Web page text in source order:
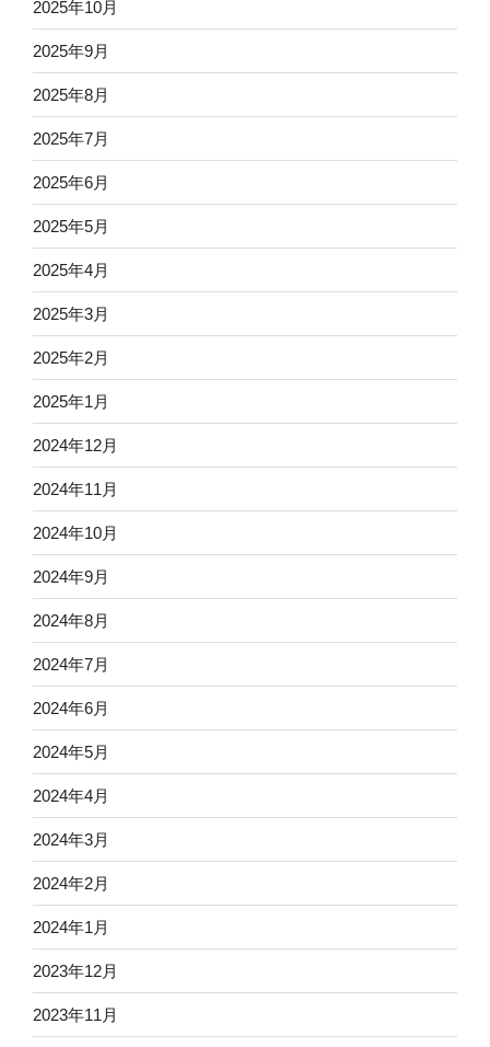
2025年10月
2025年9月
2025年8月
2025年7月
2025年6月
2025年5月
2025年4月
2025年3月
2025年2月
2025年1月
2024年12月
2024年11月
2024年10月
2024年9月
2024年8月
2024年7月
2024年6月
2024年5月
2024年4月
2024年3月
2024年2月
2024年1月
2023年12月
2023年11月